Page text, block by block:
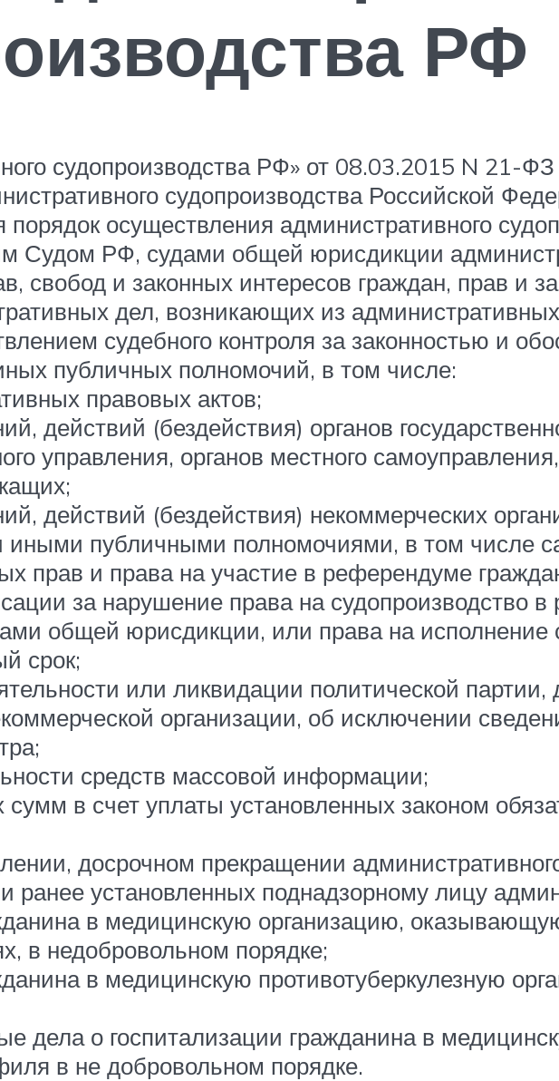
РФ
судопроизводства РФ» от 08.03.2015 N 21-ФЗ
судопроизводства Российской
порядок осуществления административного
Судом РФ, судами общей юрисдикции
свобод и законных интересов граждан, прав и
дел, возникающих из
судебного контроля за законностью и
публичных полномочий, в том числе:
правовых актов;
действий (бездействия) органов
управления, органов местного
действий (бездействия) некоммерческих
иными публичными полномочиями, в том числе
прав и права на участие в референдуме
за нарушение права на судопроизводство
общей юрисдикции, или права на исполнение
срок;
или ликвидации политической партии,
организации, об исключении
средств массовой информации;
в счет уплаты установленных законом
досрочном прекращении
ранее установленных поднадзорному лицу
в медицинскую организацию,
в недобровольном порядке;
в медицинскую противотуберкулезную
дела о госпитализации гражданина в
в не добровольном порядке.